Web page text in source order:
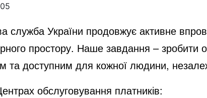
служба України продовжує активне
простору. Наше завдання –
та доступним для кожної людини,
обслуговування платників: